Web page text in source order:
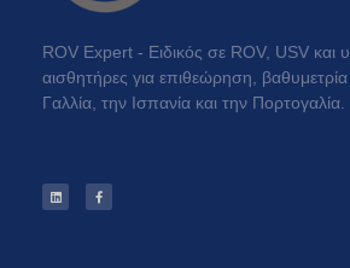
ROV Expert - Ειδικός σε ROV, USV και
αισθητήρες για επιθεώρηση,
Γαλλία, την Ισπανία και την Πορτογαλία.